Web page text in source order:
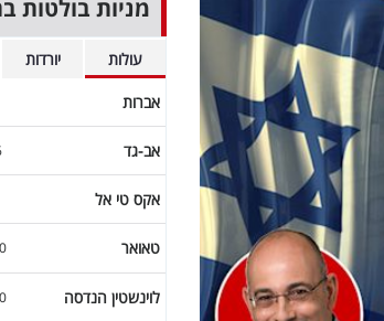
מניות בולטות
עולות יורדות
אברות
אב-גד
אקס טי אל
טאואר
לוינשטין הנדסה